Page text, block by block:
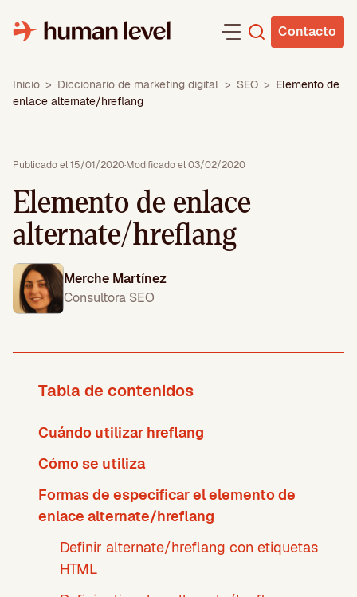
contenido
Contacto
Inicio > Diccionario de marketing digital > SEO > Elemento de
enlace alternate/hreflang
Publicado el 15/01/2020·Modificado el 03/02/2020
Elemento de enlace
alternate/hreflang
Merche Martínez
Consultora SEO
Tabla de contenidos
Cuándo utilizar hreflang
Cómo se utiliza
Formas de especificar el elemento de
enlace alternate/hreflang
Definir alternate/hreflang con etiquetas
HTML